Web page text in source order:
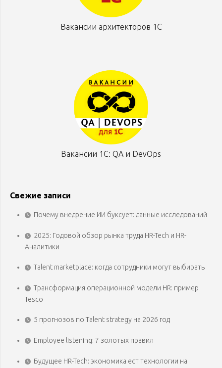
Вакансии архитекторов 1С
Вакансии 1С: QA и DevOps
Свежие записи
Почему внедрение ИИ буксует: данные исследований
2025: Годовой обзор рынка труда HR-Tech и HR-
Аналитики
Talent marketplace: когда сотрудники могут выбирать
Трансформация операционной модели HR: пример
Tesco
5 прогнозов по Talent strategy на 2026 год
Employee listening: 7 золотых правил
Будущее HR-Tech: экономика ест технологии на